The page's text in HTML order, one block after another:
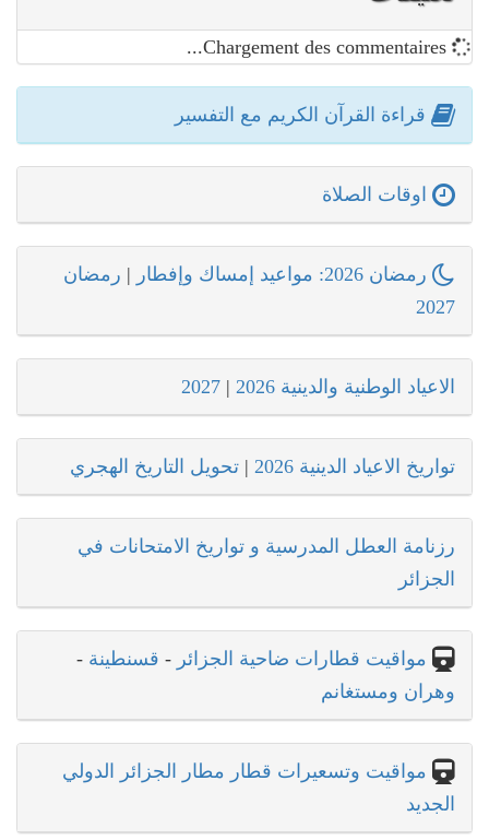
قراءة القرآن الكريم مع التفسير
اوقات الصلاة
رمضان 2026: مواعيد إمساك وإفطار | رمضان
2027
الاعياد الوطنية والدينية 2026 |
2027
تواريخ الاعياد الدينية 2026 | تحويل التاريخ الهجري
رزنامة العطل المدرسية و تواريخ الامتحانات في
الجزائر
مواقيت قطارات ضاحية الجزائر - قسنطينة -
وهران ومستغانم
مواقيت وتسعيرات قطار مطار الجزائر الدولي
الجديد